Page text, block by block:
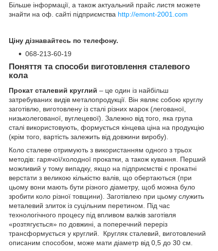
Більше інформації, а також актуальний прайс листя можете
знайти на оф. сайті підприємства http://emont-2001.com
Ціну дізнавайтесь по телефону.
068-213-60-19
Поняття та способи виготовлення сталевого
кола
Прокат сталевий круглий – це один із найбільш
затребуваних видів металопродукції. Він являє собою круглу
заготівлю, виготовлену із сталі різних марок (легованої,
низьколегованої, вуглецевої). Залежно від того, яка група
сталі використовують, формується кінцева ціна на продукцію
(крім того, вартість залежить від довжини виробу).
Коло сталеве отримують з використанням одного з трьох
методів: гарячої/холодної прокатки, а також кування. Перший
можливий у тому випадку, якщо на підприємстві є прокатні
верстати з великою кількістю валів, що обертаються (при
цьому вони мають бути різного діаметру, щоб можна було
зробити коло різної товщини). Заготівлею при цьому служить
металевий злиток із суцільним перетином. Під час
технологічного процесу під впливом валків заготівля
«розтягується» по довжині, а поперечний переріз
трансформується у круглий. Кругляк сталевий, виготовлений
описаним способом, може мати діаметр від 0,5 до 30 см.